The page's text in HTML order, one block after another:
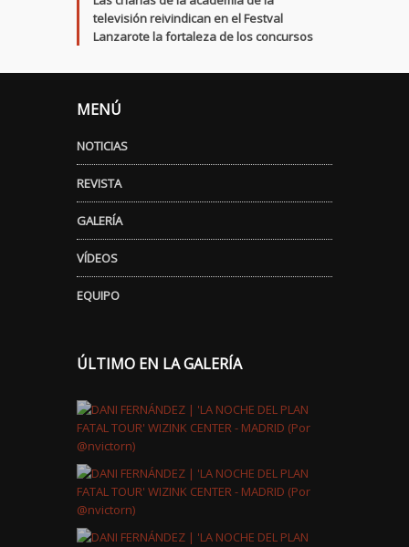
televisión reivindican en el Festval
Lanzarote la fortaleza de los concursos
MENÚ
NOTICIAS
REVISTA
GALERÍA
VÍDEOS
EQUIPO
ÚLTIMO EN LA GALERÍA